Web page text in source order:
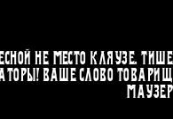
не место кляузе. Тише
Ваше слово товарищ
Маузер